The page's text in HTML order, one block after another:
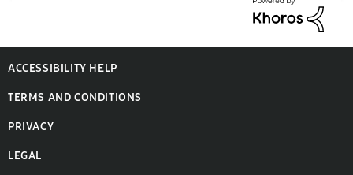
ACCESSIBILITY HELP
TERMS AND CONDITIONS
PRIVACY
LEGAL